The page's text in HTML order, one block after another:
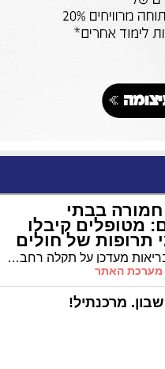
בבתי
מטופלים קיבלו
תרופות של חולים
משרד הבריאות מעדכן על תקלה רחבת היקף במערכת המחשבים שמשרתת את בתי החולים הממשלתיים. על פי ההערכות עשרות קיבלו מרשמי תרופות שגויים - אך ייתכן שההיקף רחב הרבה יותר: "לא ברור אם מדובר בפריצת סייבר, אך זה נמצא בבדיקה"
מרכנתיל!